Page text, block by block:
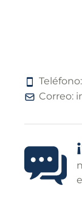
Teléfono:
Correo: